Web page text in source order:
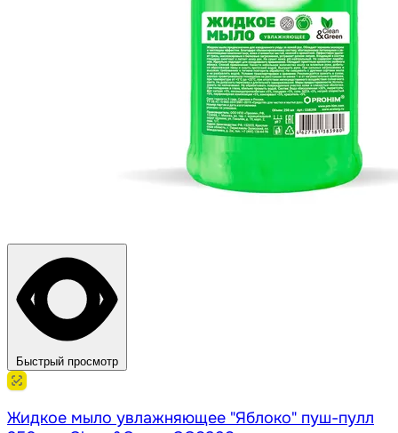
Быстрый просмотр
Жидкое мыло увлажняющее "Яблоко" пуш-пулл